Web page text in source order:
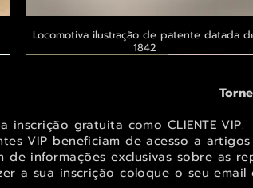
Visualização rápida
Locomotiva ilustração de patente datada
1842
inscrição gratuita como CLIENTE VIP.
VIP beneficiam de acesso a
de informações exclusivas sobre as
a sua inscrição coloque o seu